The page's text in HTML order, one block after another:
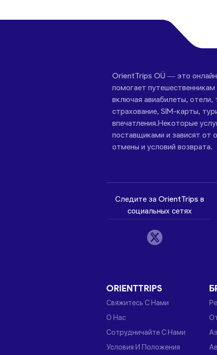
OrientTrips OÜ — это
помогает
включая авиабилеты,
страхование, SIM-карты,
впечатления.Некоторые
поставщиками и зависят от
отмены и условий возврата.
Следите за OrientTrips в
социальных сетях
ORIENTTRIPS
Свяжитесь С Нами
О Нас
Сотрудничайте С Нами
Условия И Положения